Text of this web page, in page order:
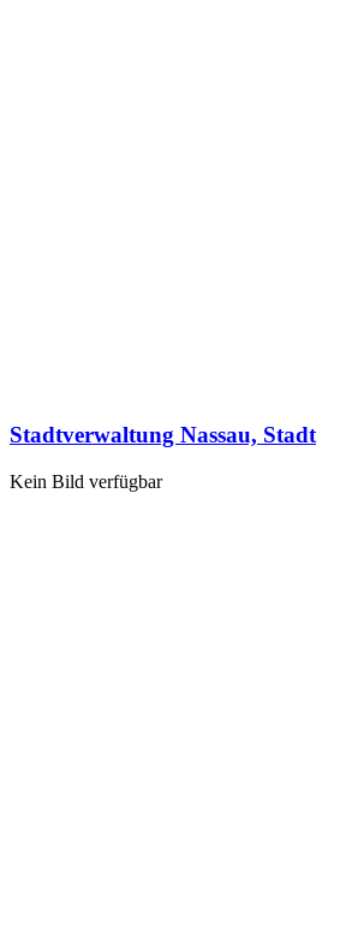
Stadtverwaltung Nassau, Stadt
Kein Bild verfügbar